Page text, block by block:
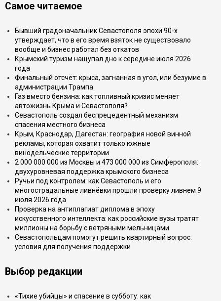
Самое читаемое
Бывший градоначальник Севастополя эпохи 90-х
утверждает, что в его время взяток не существовало
вообще и бизнес работал без откатов
Крымский туризм нащупал дно к середине июля 2026
года
Финальный отсчёт: крыса, загнанная в угол, или безумие в
администрации Трампа
Газ вместо бензина: как топливный кризис меняет
автожизнь Крыма и Севастополя?
Севастополь создал беспрецедентный механизм
спасения местного бизнеса
Крым, Краснодар, Дагестан: география новой винной
рекламы, которая охватит только южные
винодельческие территории
2 000 000 000 из Москвы и 473 000 000 из Симферополя:
двухуровневая поддержка крымского бизнеса
Ручьи под контролем: как Севастополь и его
многострадальные ливнёвки прошли проверку ливнем 9
июля 2026 года
Проверка на антиплагиат диплома в эпоху
искусственного интеллекта: как российские вузы тратят
миллионы на борьбу с ветряными мельницами
Севастопольцам помогут решить квартирный вопрос:
условия для получения поддержки
Выбор редакции
«Тихие убийцы» и спасение в субботу: как